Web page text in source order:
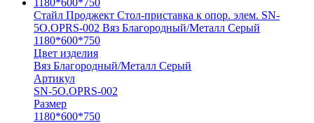
Стайл Проджект Стол-приставка к опор. элем. SN-
5O.OPRS-002 Вяз Благородный/Металл Серый
1180*600*750
Цвет изделия
Вяз Благородный/Металл Серый
Артикул
SN-5O.OPRS-002
Размер
1180*600*750